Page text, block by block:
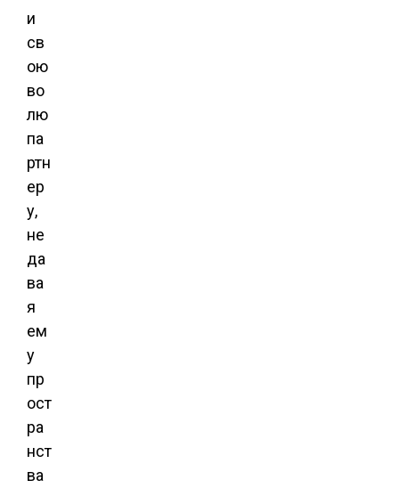
и
св
ою
во
лю
па
ртн
ер
у,
не
да
ва
я
ем
у
пр
ост
ра
нст
ва